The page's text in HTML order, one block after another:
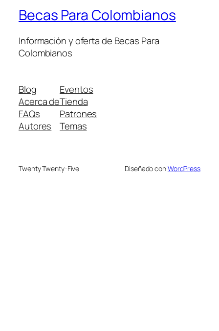
Becas Para Colombianos
Información y oferta de Becas Para
Colombianos
Blog
Acerca de
FAQs
Autores
Eventos
Tienda
Patrones
Temas
Twenty Twenty-Five Diseñado conWordPress